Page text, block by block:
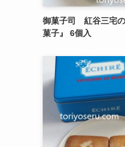
御菓子司 紅谷三宅
菓子』 6個入